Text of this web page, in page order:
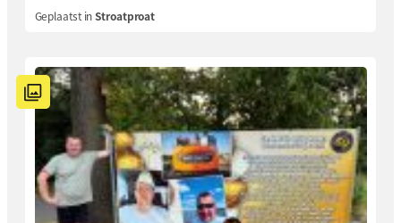
Geplaatst inStroatproat